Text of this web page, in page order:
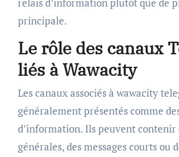
principale.
Le rôle des canaux
liés à Wawacity
Les canaux associés à wawacity
généralement présentés comme
d’information. Ils peuvent contenir
générales, des messages courts ou